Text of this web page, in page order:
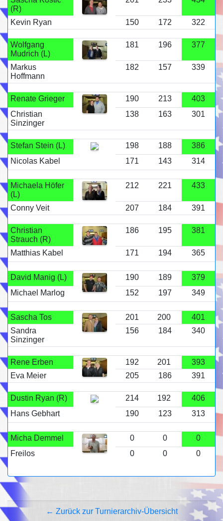
(R)
Kevin Ryan 150 172 322
Wolfgang
Mudrich (L)
181 196 377
Markus
Hoffmann
182 157 339
Renate Grieger 190 213
403
Christian
Sinzinger
138 163 301
Stefan Stein (L) 198 188
386
Nicolas Kabel
171 143 314
Michaela Höfer
(L)
212 221 433
Conny Veit 207 184 391
Christian
Strauch (R)
186 195 381
Matthias Kabel 171 194 365
David Manig (L) 190 189
379
Michael Marlog
152 197 349
Sascha Tos 201 200
401
Sandra
Sinzinger
156 184 340
Rene Erben 192 201
393
Eva Meier
205 186 391
Dustin Ryan (R) 214 192
406
Hans Gebhart
190 123 313
Micha Demmel 0 0
0
Freilos
0 0 0
← Zurück zur Turnierarchiv-Übersicht